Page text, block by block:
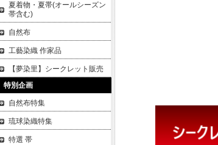
夏着物・夏帯(オールシーズン
帯含む)
自然布
工藝染織 作家品
【夢染里】シークレット販売
特別企画
自然布特集
琉球染織特集
特選 帯